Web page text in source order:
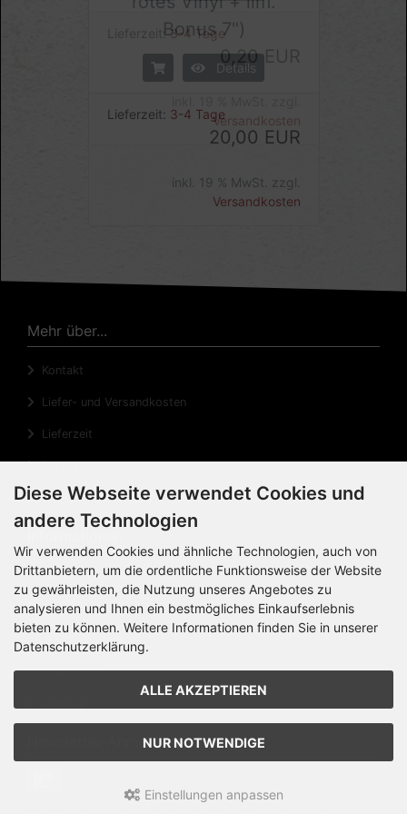
Bonus 7")
Details
Lieferzeit: 3-4 Tage
20,00 EUR
inkl. 19 % MwSt. zzgl.
Versandkosten
Mehr über...
Kontakt
Liefer- und Versandkosten
Lieferzeit
Rechnungsdaten
Cookie Einstellungen
Privatsphäre und Datenschutz
Widerrufsrecht
Widerrufsformular
Impressum
Newsletter-Anmeldung
Diese Webseite verwendet Cookies und
andere Technologien
Wir verwenden Cookies und ähnliche Technologien, auch von
Drittanbietern, um die ordentliche Funktionsweise der Website
zu gewährleisten, die Nutzung unseres Angebotes zu
analysieren und Ihnen ein bestmögliches Einkaufserlebnis
bieten zu können. Weitere Informationen finden Sie in unserer
Datenschutzerklärung.
ALLE AKZEPTIEREN
NUR NOTWENDIGE
Einstellungen anpassen